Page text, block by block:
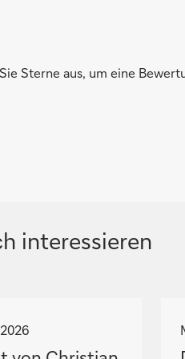
Sterne aus, um eine
interessieren